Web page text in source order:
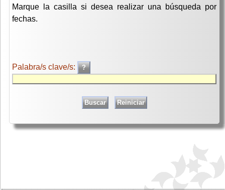
Marque la casilla si desea realizar una búsqueda por
fechas.
Palabra/s clave/s: